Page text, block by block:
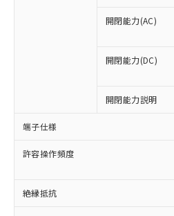
開閉能力(AC)
開閉能力(DC)
開閉能力説明
端子仕様
許容操作頻度
絶縁抵抗
以下の条件をお読みいた
本サービスは、当
商品の当社在庫状
(税抜)を提供させ
当社制御機器事業
本サービスの対象
在庫状況および標
記載している更新
タに基づき作成さ
覧された時点での
対応予定なし：EU
非含有に非対応の商品で
調査・確認中：EU
非含有の対応状況を調査
非該当品：ライセンス料
害物質有無と関係のない
仕入先様の事情により、
いたものが、含有品と判
むを得ず変更することが
鉛(Pb) 1000ppm以下、 水銀
※1 中国RoHS○×表
「○」：最大均質材料含
基準値以下であることを
「×」：最大均質材料含
基準値を超えていること
「－」：未確認です。当
*中国RoHS10物質の基準値 (GB/
Pb(鉛) :1000ppm、 Hg(水銀) :
当社は、これら貴
為替および外国貿
（以下｢規制貨物等
国政府の輸出許可(